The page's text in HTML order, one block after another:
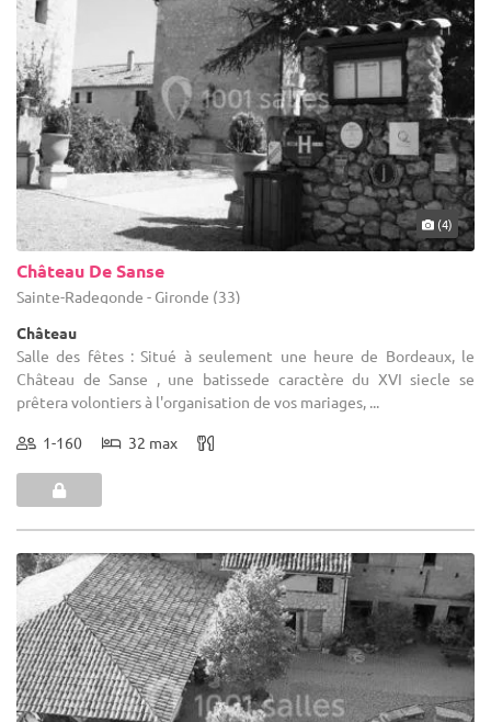
(4)
Château De Sanse
Sainte-Radegonde - Gironde (33)
Château
Salle des fêtes : Situé à seulement une heure de Bordeaux, le
Château de Sanse , une batissede caractère du XVI siecle se
prêtera volontiers à l'organisation de vos mariages, ...
1-160 32 max